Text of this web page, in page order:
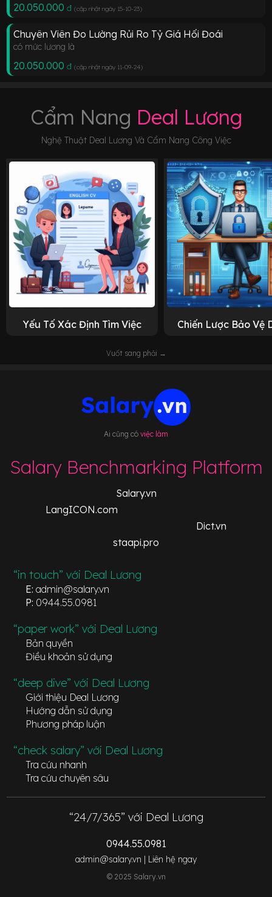
20.050.000 đ (cập nhật ngày 15-10-23)
Chuyên Viên Đo Lường Rủi Ro Tỷ Giá Hối Đoái
có mức lương là
20.050.000 đ (cập nhật ngày 11-09-24)
Cẩm Nang Deal Lương
Nghệ Thuật Deal Lương Và Cẩm Nang Công Việc
Yếu Tố Xác Định Tìm Việc Chiến Lược Bảo Vệ
Vuốt sang phải →
Ai cũng có việc làm
Salary Benchmarking Platform
Salary.vn
LangICON.com
Dict.vn
staapi.pro
“in touch” với Deal Lương
E: admin@salary.vn
P: 0944.55.0981
“paper work” với Deal Lương
Bản quyền
Điều khoản sử dụng
“deep dive” với Deal Lương
Giới thiệu Deal Lương
Hướng dẫn sử dụng
Phương pháp luận
“check salary” với Deal Lương
Tra cứu nhanh
Tra cứu chuyên sâu
“24/7/365” với Deal Lương
0944.55.0981
admin@salary.vn | Liên hệ ngay
© 2025 Salary.vn